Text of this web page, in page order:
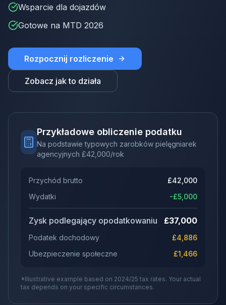
Wsparcie dla dojazdów
Gotowe na MTD 2026
Rozpocznij rozliczenie
Zobacz jak to działa
Przykładowe obliczenie podatku
Na podstawie typowych zarobków pielęgniarek
agencyjnych £42,000/rok
Przychód brutto £42,000
Wydatki
-£5,000
Zysk podlegający opodatkowaniu £37,000
Podatek dochodowy £4,886
Ubezpieczenie społeczne
£1,466
*Illustrative example based on 2024/25 tax rates. Your actual
tax depends on your specific circumstances.